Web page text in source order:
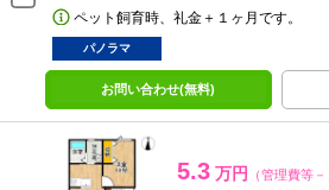
ペット飼育時、礼金＋１ヶ月です。
パノラマ
お問い合わせ(無料)
5.3 万円 （管理費等－